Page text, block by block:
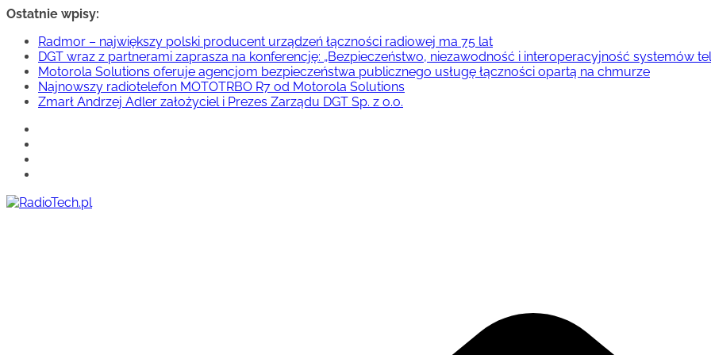
Przejdź
treści
Ostatnie wpisy:
Radmor – największy polski producent urządzeń łączności radiowej ma 75 lat
DGT wraz z partnerami zaprasza na konferencję: „Bezpieczeństwo, niezawodność i interoperacyjność systemów
Motorola Solutions oferuje agencjom bezpieczeństwa publicznego usługę łączności opartą na chmurze
Najnowszy radiotelefon MOTOTRBO R7 od Motorola Solutions
Zmarł Andrzej Adler założyciel i Prezes Zarządu DGT Sp. z o.o.